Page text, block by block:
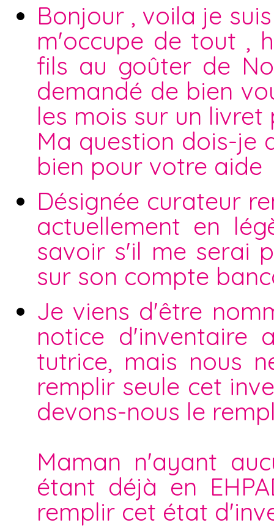
Bonjour , voila je
m'occupe de tout ,
fils au goûter de
demandé de bien
les mois sur un
Ma question dois-je
bien pour votre aide
Désignée curateur
actuellement en
savoir s'il me serai
sur son compte
Je viens d'être
notice d'inventaire
tutrice, mais nous
remplir seule cet
devons-nous le
Maman n'ayant
étant déjà en
remplir cet état